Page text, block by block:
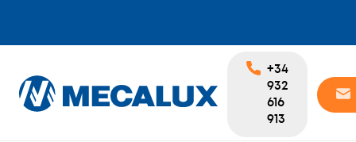
+34
932
616
913